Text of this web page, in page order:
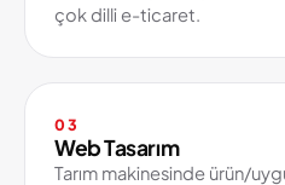
çok dilli e-ticaret.
03
Web Tasarım
Tarım makinesinde ürün/